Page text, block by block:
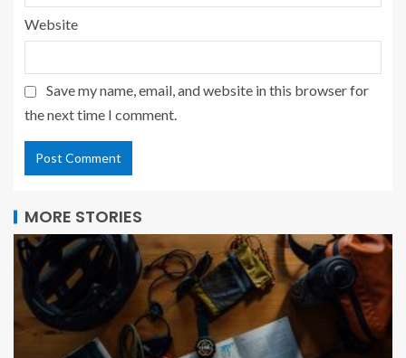
Website
Save my name, email, and website in this browser for
the next time I comment.
MORE STORIES